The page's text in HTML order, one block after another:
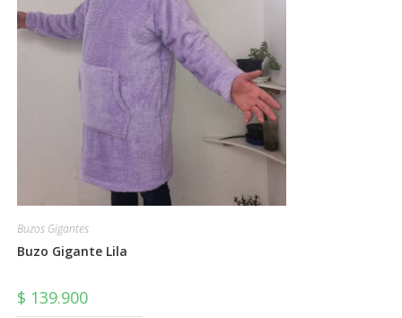
Buzos Gigantes
Buzo Gigante Lila
$ 139.900